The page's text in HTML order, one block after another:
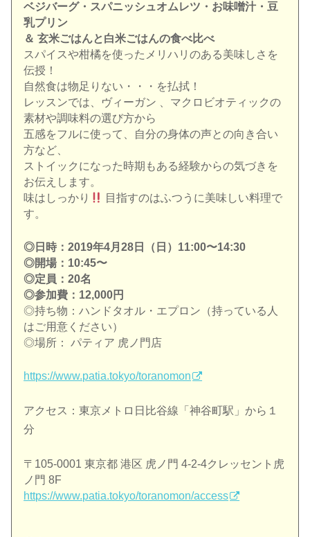
ベジバーグ・スパニッシュオムレツ・お味噌汁・豆
乳プリン
＆ 玄米ごはんと白米ごはんの食べ比べ
スパイスや柑橘を使ったメリハリのある美味しさを
伝授！
自然食は物足りない・・・を払拭！
レッスンでは、ヴィーガン 、マクロビオティックの
素材や調味料の選び方から
五感をフルに使って、自分の身体の声との向き合い
方など、
ストイックになった時期もある経験からの気づきを
お伝えします。
味はしっかり
目指すのはふつうに美味しい料理で
す。
◎日時：2019年4月28日（日）11:00〜14:30
◎開場：10:45〜
◎定員：20名
◎参加費：12,000円
◎持ち物：ハンドタオル・エプロン（持っている人
はご用意ください）
◎場所： パティア 虎ノ門店
https://www.patia.tokyo/toranomon
アクセス：東京メトロ日比谷線「神谷町駅」から１
分
〒105-0001 東京都 港区 虎ノ門 4-2-4クレッセント虎
ノ門 8F
https://www.patia.tokyo/toranomon/access